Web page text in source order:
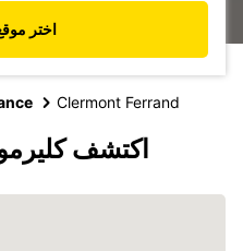
اختر
Clermont Ferrand
اكتشف